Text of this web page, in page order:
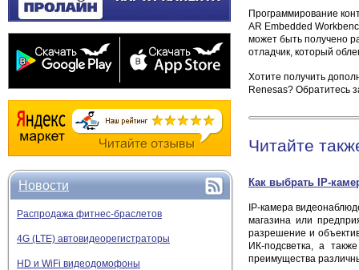
Новости
Распродажа фитнес-браслетов
4G (LTE) автовидеорегистраторы
HD и WiFi видеодомофоны
Программирование
AR Embedded
может быть получено
отладчик, который
Хотите получить
Renesas? Обратитесь
Читайте
Как выбрать IP-
IP-камера
магазина или
разрешение и
ИК-подсветка, а
преимущества